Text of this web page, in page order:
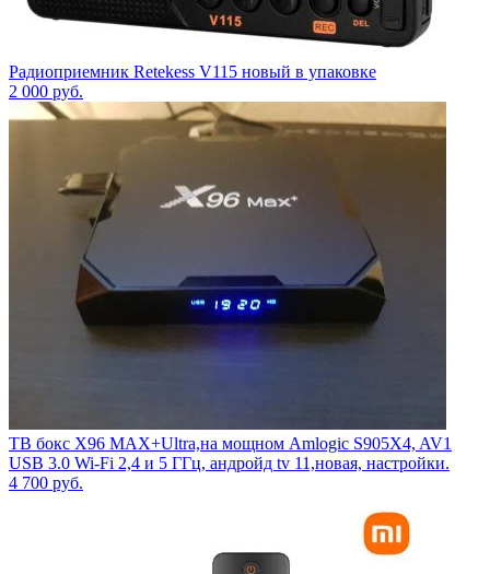
Радиоприемник Retekess V115 новый в упаковке
2 000 руб.
ТВ бокс X96 MAX+Ultra,на мощном Amlogic S905X4, AV1
USB 3.0 Wi-Fi 2,4 и 5 ГГц, андройд tv 11,новая, настройки.
4 700 руб.